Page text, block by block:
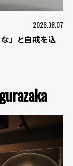
2026.08.07
」と自戒を込